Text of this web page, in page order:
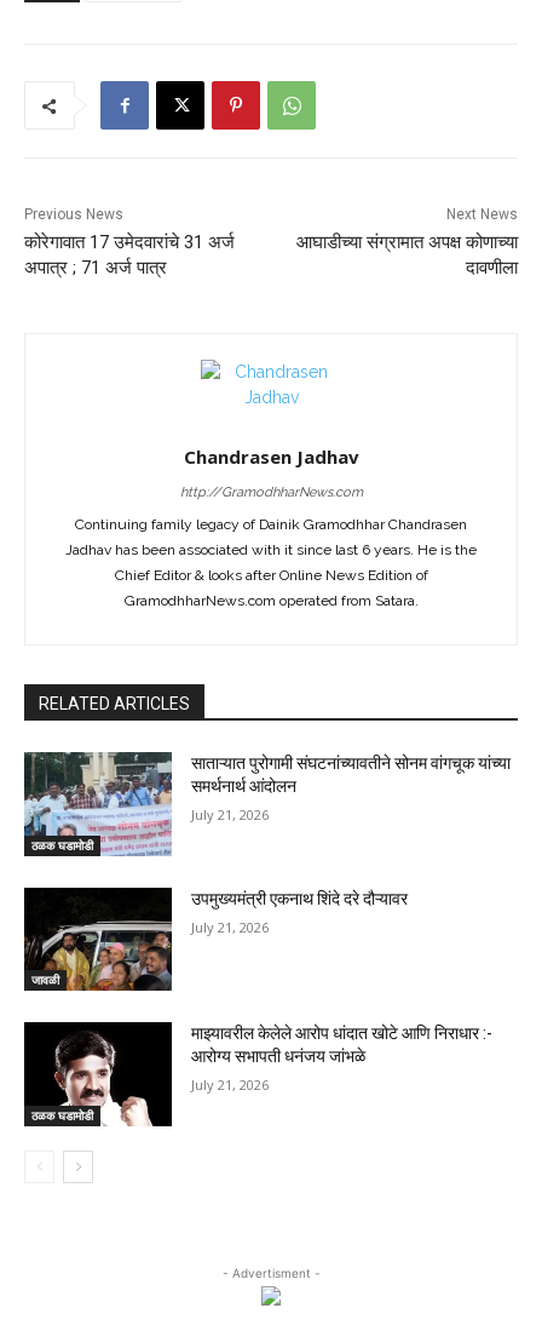
Previous News
कोरेगावात 17 उमेदवारांचे 31 अर्ज
अपात्र ; 71 अर्ज पात्र
Next News
आघाडीच्या संग्रामात अपक्ष कोणाच्या
दावणीला
Chandrasen Jadhav
http://GramodhharNews.com
Continuing family legacy of Dainik Gramodhhar Chandrasen
Jadhav has been associated with it since last 6 years. He is the
Chief Editor & looks after Online News Edition of
GramodhharNews.com operated from Satara.
RELATED ARTICLES
ठळक घडामोडी
साताऱ्यात पुरोगामी संघटनांच्यावतीने सोनम वांगचूक यांच्या
समर्थनार्थ आंदोलन
July 21, 2026
जावळी
उपमुख्यमंत्री एकनाथ शिंदे दरे दौऱ्यावर
July 21, 2026
ठळक घडामोडी
माझ्यावरील केलेले आरोप धांदात खोटे आणि निराधार :-
आरोग्य सभापती धनंजय जांभळे
July 21, 2026
- Advertisment -